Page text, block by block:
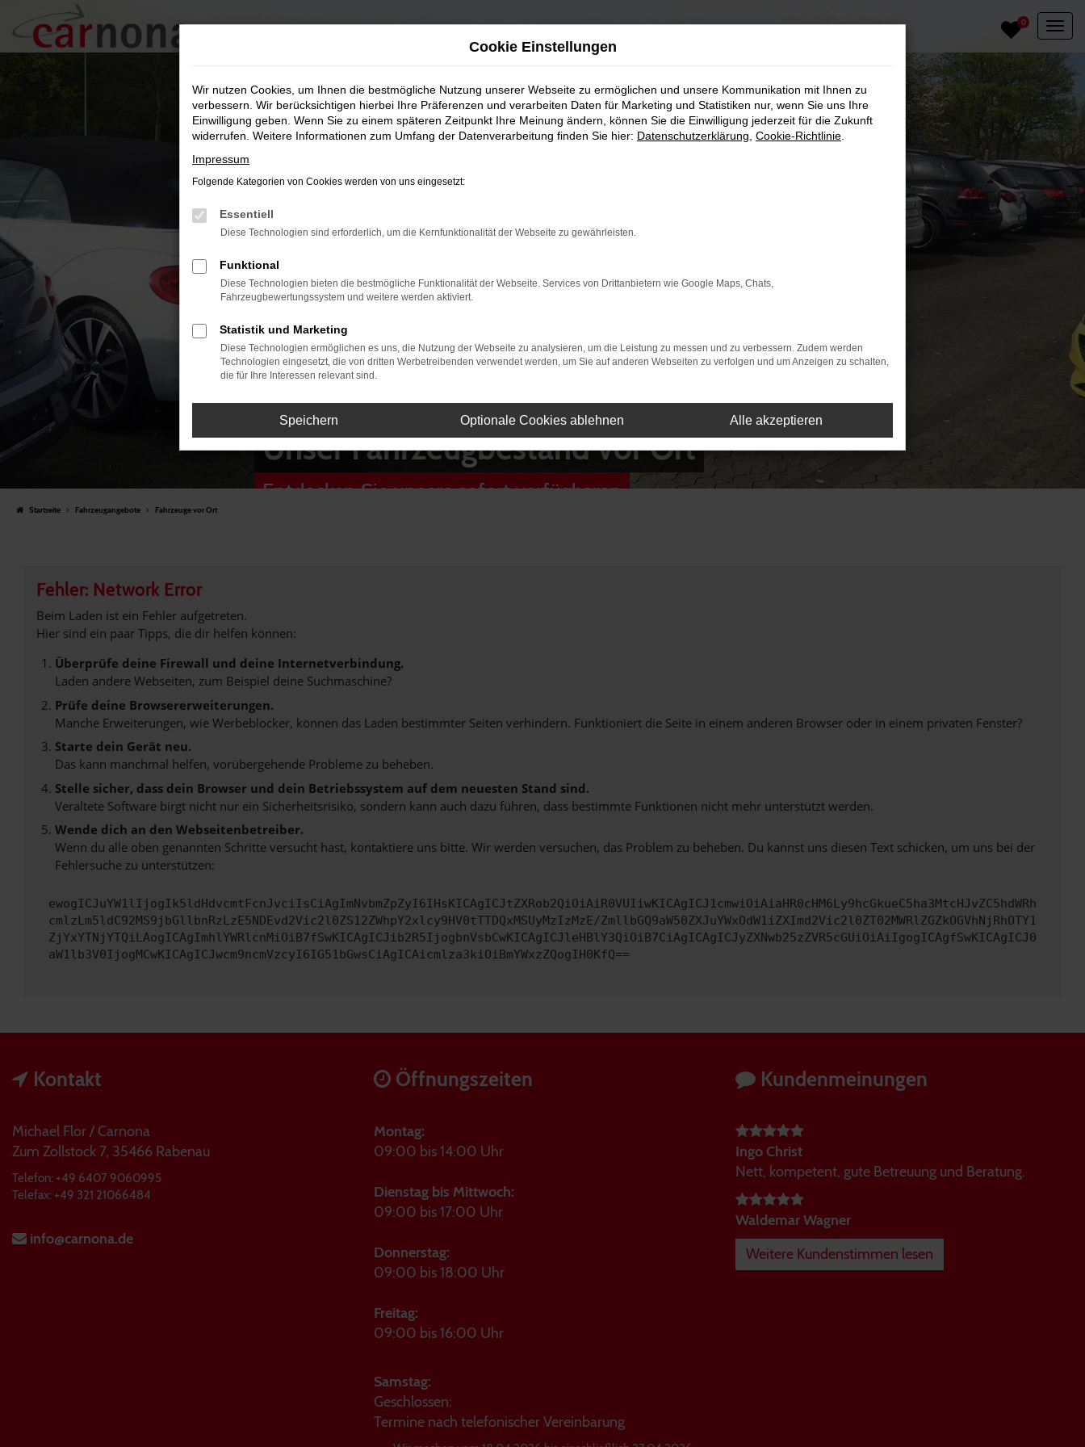
Zum
Hauptinhalt
springen
0
Unser Fahrzeugbestand vor Ort
Entdecken Sie unsere sofort verfügbaren
Startseite Fahrzeugangebote Fahrzeuge vor Ort
Fehler: Network Error
Beim Laden ist ein Fehler aufgetreten.
Hier sind ein paar Tipps, die dir helfen können:
Überprüfe deine Firewall und deine Internetverbindung.
Laden andere Webseiten, zum Beispiel deine Suchmaschine?
Prüfe deine Browsererweiterungen.
Manche Erweiterungen, wie Werbeblocker, können das Laden bestimmter Seiten verhindern. Funktioniert die Seite in einem anderen Browser oder in einem privaten Fenster?
Starte dein Gerät neu.
Das kann manchmal helfen, vorübergehende Probleme zu beheben.
Stelle sicher, dass dein Browser und dein Betriebssystem auf dem neuesten Stand sind.
Veraltete Software birgt nicht nur ein Sicherheitsrisiko, sondern kann auch dazu führen, dass bestimmte Funktionen nicht mehr unterstützt werden.
Wende dich an den Webseitenbetreiber.
Wenn du alle oben genannten Schritte versucht hast, kontaktiere uns bitte. Wir werden versuchen, das Problem zu beheben. Du kannst uns diesen Text schicken, um uns bei der
Fehlersuche zu unterstützen:
ewogICJuYW1lIjogIk5ldHdvcmtFcnJvciIsCiAgImNvbmZpZyI6IHsKICAgICJtZXRob2QiOiAiR0VUIiwKICAgICJ1cmwiOiAiaHR0cHM6Ly9hcGkueC5ha3MtcHJvZC5hdWRh
cmlzLm5ldC92MS9jbGllbnRzLzE5NDEvd2Vic2l0ZS12ZWhpY2xlcy9HV0tTTDQxMSUyMzIzMzE/ZmllbGQ9aW50ZXJuYWxOdW1iZXImd2Vic2l0ZT02MWRlZGZkOGVhNjRhOTY1
ZjYxYTNjYTQiLAogICAgImhlYWRlcnMiOiB7fSwKICAgICJib2R5IjogbnVsbCwKICAgICJleHBlY3QiOiB7CiAgICAgICJyZXNwb25zZVR5cGUiOiAiIgogICAgfSwKICAgICJ0
aW1lb3V0IjogMCwKICAgICJwcm9ncmVzcyI6IG51bGwsCiAgICAicmlza3kiOiBmYWxzZQogIH0KfQ==
Kontakt
Michael Flor / Carnona
Zum Zollstock 7, 35466 Rabenau
Telefon: +49 6407 9060995
Telefax: +49 321 21066484
info@carnona.de
Öffnungszeiten
Montag:
09:00 bis 14:00 Uhr
Dienstag bis Mittwoch:
09:00 bis 17:00 Uhr
Donnerstag:
09:00 bis 18:00 Uhr
Freitag:
09:00 bis 16:00 Uhr
Samstag:
Geschlossen:
Termine nach telefonischer Vereinbarung
Kundenmeinungen
Ingo Christ
Nett, kompetent, gute Betreuung und Beratung.
Waldemar Wagner
Weitere Kundenstimmen lesen
Cookie Einstellungen
Wir nutzen Cookies, um Ihnen die bestmögliche Nutzung unserer Webseite zu ermöglichen und unsere Kommunikation mit Ihnen zu
verbessern. Wir berücksichtigen hierbei Ihre Präferenzen und verarbeiten Daten für Marketing und Statistiken nur, wenn Sie uns Ihre
Einwilligung geben. Wenn Sie zu einem späteren Zeitpunkt Ihre Meinung ändern, können Sie die Einwilligung jederzeit für die Zukunft
widerrufen. Weitere Informationen zum Umfang der Datenverarbeitung finden Sie hier: Datenschutzerklärung Cookie-Richtlinie
Impressum
Folgende Kategorien von Cookies werden von uns eingesetzt:
Essentiell
Diese Technologien sind erforderlich, um die Kernfunktionalität der Webseite zu gewährleisten.
Funktional
Diese Technologien bieten die bestmögliche Funktionalität der Webseite. Services von Drittanbietern wie Google Maps, Chats,
Fahrzeugbewertungssystem und weitere werden aktiviert.
Statistik und Marketing
Diese Technologien ermöglichen es uns, die Nutzung der Webseite zu analysieren, um die Leistung zu messen und zu verbessern. Zudem werden
Technologien eingesetzt, die von dritten Werbetreibenden verwendet werden, um Sie auf anderen Webseiten zu verfolgen und um Anzeigen zu schalten,
die für Ihre Interessen relevant sind.
Speichern Optionale Cookies ablehnen Alle akzeptieren